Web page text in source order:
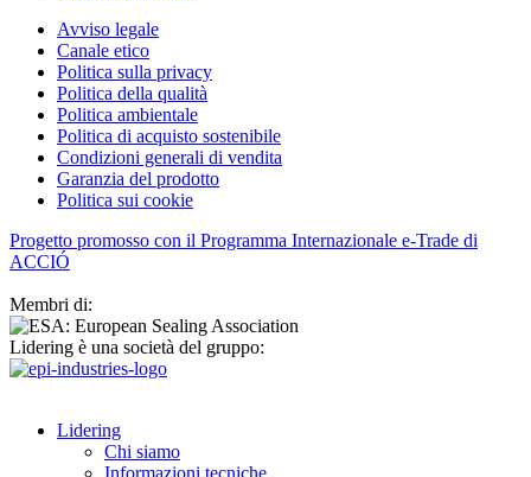
Avviso legale
Canale etico
Politica sulla privacy
Politica della qualità
Politica ambientale
Politica di acquisto sostenibile
Condizioni generali di vendita
Garanzia del prodotto
Politica sui cookie
Progetto promosso con il Programma Internazionale e-Trade di
ACCIÓ
Membri di:
Lidering è una società del gruppo:
Lidering
Chi siamo
Informazioni tecniche